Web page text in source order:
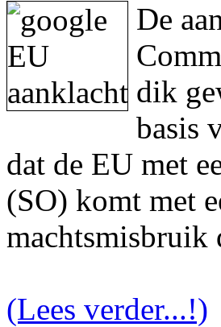
De
dik
basis
dat de EU met
(SO) komt met
machtsmisbruik
(Lees verder...!)